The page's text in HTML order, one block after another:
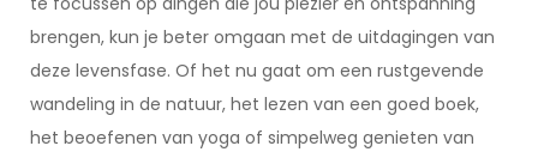
brengen, kun je beter omgaan met de uitdagingen van
deze levensfase. Of het nu gaat om een rustgevende
wandeling in de natuur, het lezen van een goed boek,
het beoefenen van yoga of simpelweg genieten van